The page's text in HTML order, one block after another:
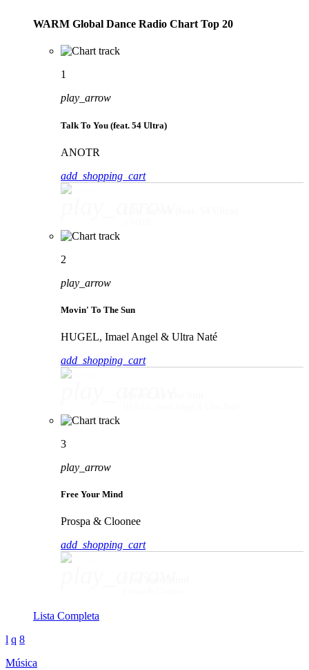
WARM Global Dance Radio Chart Top 20
1
play_arrow
Talk To You (feat. 54 Ultra)
ANOTR
add_shopping_cart
2
play_arrow
Movin' To The Sun
HUGEL, Imael Angel & Ultra Naté
add_shopping_cart
3
play_arrow
Free Your Mind
Prospa & Cloonee
add_shopping_cart
Lista Completa
Música